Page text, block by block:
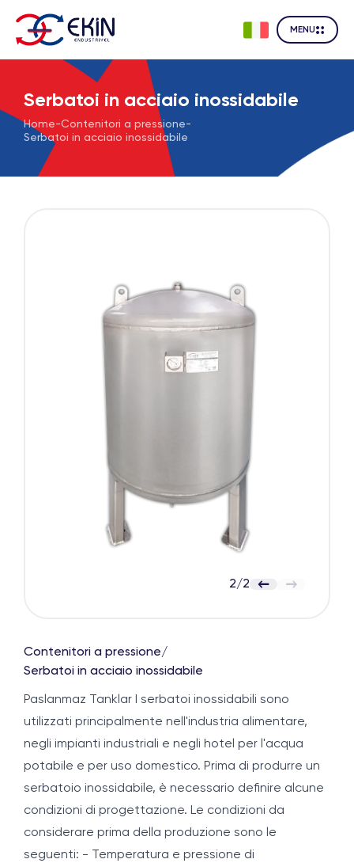
MENU
Serbatoi in acciaio inossidabile
Home-Contenitori a pressione-
Serbatoi in acciaio inossidabile
2/2
Contenitori a pressione/
Serbatoi in acciaio inossidabile
Paslanmaz Tanklar I serbatoi inossidabili sono
utilizzati principalmente nell'industria alimentare,
negli impianti industriali e negli hotel per l'acqua
potabile e per uso domestico. Prima di produrre un
serbatoio inossidabile, è necessario definire alcune
condizioni di progettazione. Le condizioni da
considerare prima della produzione sono le
seguenti: - Temperatura e pressione di